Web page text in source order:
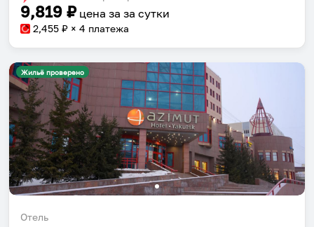
9,819 ₽ цена за за сутки
2,455 ₽ × 4 платежа
Жильё проверено
Отель